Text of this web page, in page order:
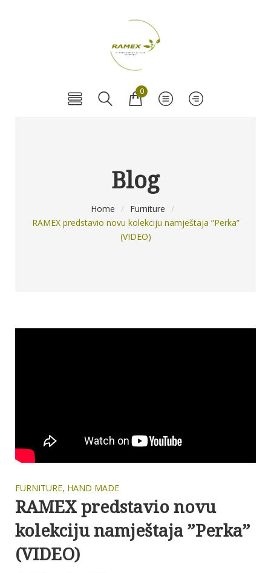
0
Blog
Home / Furniture /
RAMEX predstavio novu kolekciju namještaja ”Perka”
(VIDEO)
FURNITURE, HAND MADE
RAMEX predstavio novu
kolekciju namještaja ”Perka”
(VIDEO)